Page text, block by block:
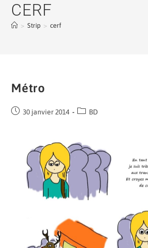
CERF
> Strip > cerf
Métro
30 janvier 2014 BD